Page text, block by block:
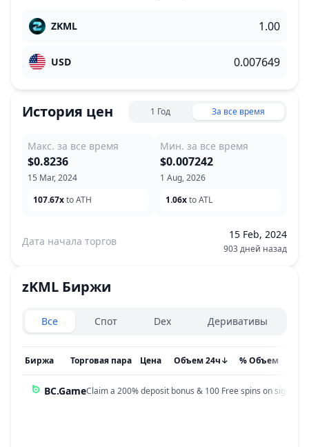
ZKML
USD
История цен 1 Год За все время
Макс. за все время
15 Mar, 2024
$0.8236
107.67xto ATH
Мин. за все время
1 Aug, 2026
$0.007242
1.06xto ATL
Дата начала торгов
15 Feb, 2024
903 дней назад
zKML Биржи
Exchanges type
Все Спот Dex Деривативы
Биржа Торговая пара Цена ↓
Объем 24ч % Объем
BC.GameClaim a 200% deposit bonus & 100 Free spins on sign up!